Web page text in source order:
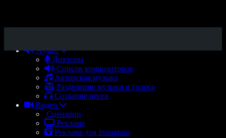
Аудио
Дикторы
Список композиторов
Авторская музыка
Разделение музыки и голоса
Создание песен
Видео
Сценарии
Реклама
Реклама для Instagram